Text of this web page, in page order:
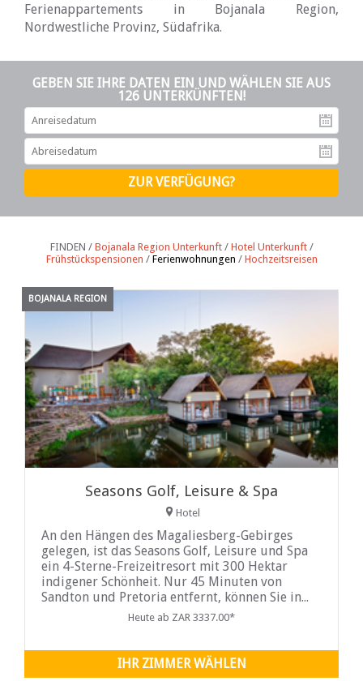
Ferienappartements in Bojanala Region,
Nordwestliche Provinz, Südafrika.
GEBEN SIE IHRE DATEN EIN UND WÄHLEN SIE AUS
126 UNTERKÜNFTEN!
FINDEN / Bojanala Region Unterkunft/ Hotel Unterkunft/
Frühstückspensionen / Ferienwohnungen / Hochzeitsreisen
BOJANALA REGION
Seasons Golf, Leisure & Spa
Hotel
An den Hängen des Magaliesberg-Gebirges
gelegen, ist das Seasons Golf, Leisure und Spa
ein 4-Sterne-Freizeitresort mit 300 Hektar
indigener Schönheit. Nur 45 Minuten von
Sandton und Pretoria entfernt, können Sie in...
Heute ab ZAR 3337.00*
IHR ZIMMER WÄHLEN